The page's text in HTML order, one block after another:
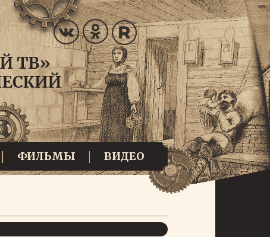
ФИЛЬМЫ ВИДЕО